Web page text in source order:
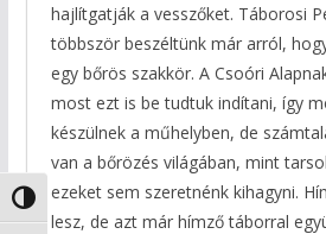
Nagy kontraszt váltása
hajlítgatják a vesszőket. Táborosi
többször beszéltünk már arról,
egy bőrös szakkör. A Csoóri
most ezt is be tudtuk indítani, így
készülnek a műhelyben, de
van a bőrözés világában, mint
ezeket sem szeretnénk kihagyni.
lesz, de azt már hímző táborral